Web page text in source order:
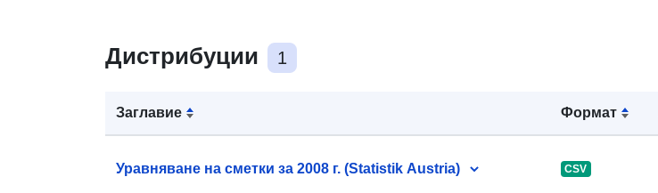
Дистрибуции 1
Заглавие Формат
Уравняване на сметки за 2008 г. (Statistik Austria) CSV